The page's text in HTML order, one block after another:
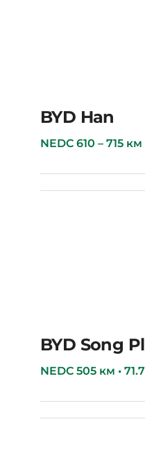
BYD Han
NEDC 610 – 715 км
BYD Song
NEDC 505 км •